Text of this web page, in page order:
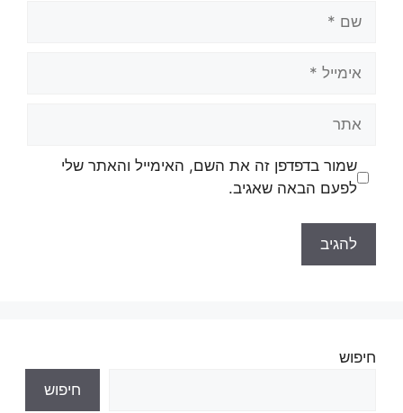
שמור בדפדפן זה את השם, האימייל והאתר שלי
לפעם הבאה שאגיב.
חיפוש
חיפוש